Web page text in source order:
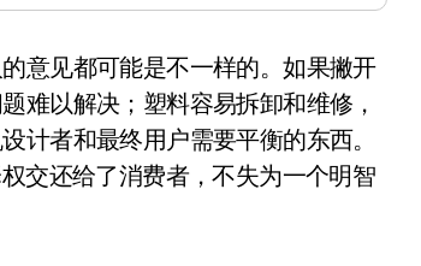
意见都可能是不一样的。如果撇开
难以解决；塑料容易拆卸和维修，
计者和最终用户需要平衡的东西。
交还给了消费者，不失为一个明智